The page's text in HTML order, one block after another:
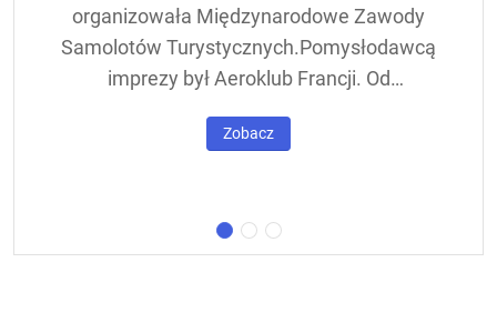
organizowała Międzynarodowe Zawody
Samolotów Turystycznych.Pomysłodawcą
imprezy był Aeroklub Francji. Od
de Tourisme – zawody nazywane były w
trasie znajdowała się m.in. Warszawa.
Zobacz